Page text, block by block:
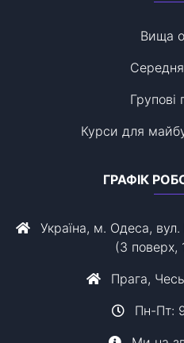
Вища
Середня
Групові
Курси для
ГРАФІК
Україна, м. Одеса, вул.
(3 поверх,
Прага,
Пн-Пт: